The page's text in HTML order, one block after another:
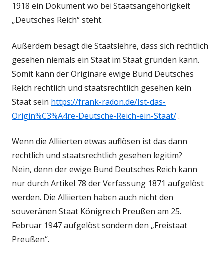
1918 ein Dokument wo bei Staatsangehörigkeit
„Deutsches Reich“ steht.
Außerdem besagt die Staatslehre, dass sich rechtlich
gesehen niemals ein Staat im Staat gründen kann.
Somit kann der Originäre ewige Bund Deutsches
Reich rechtlich und staatsrechtlich gesehen kein
Staat sein https://frank-radon.de/Ist-das-
Origin%C3%A4re-Deutsche-Reich-ein-Staat/.
Wenn die Alliierten etwas auflösen ist das dann
rechtlich und staatsrechtlich gesehen legitim?
Nein, denn der ewige Bund Deutsches Reich kann
nur durch Artikel 78 der Verfassung 1871 aufgelöst
werden. Die Alliierten haben auch nicht den
souveränen Staat Königreich Preußen am 25.
Februar 1947 aufgelöst sondern den „Freistaat
Preußen“.